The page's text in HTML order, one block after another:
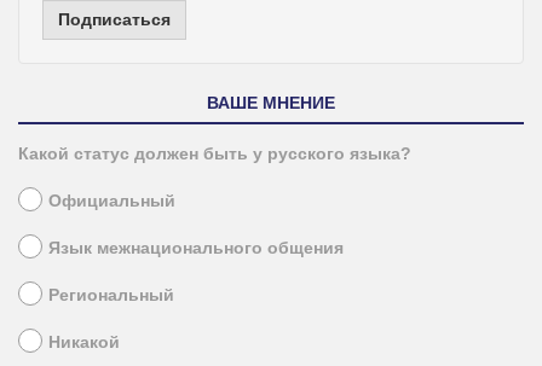
Подписаться
ВАШЕ МНЕНИЕ
Какой статус должен быть у русского языка?
Официальный
Язык межнационального общения
Региональный
Никакой